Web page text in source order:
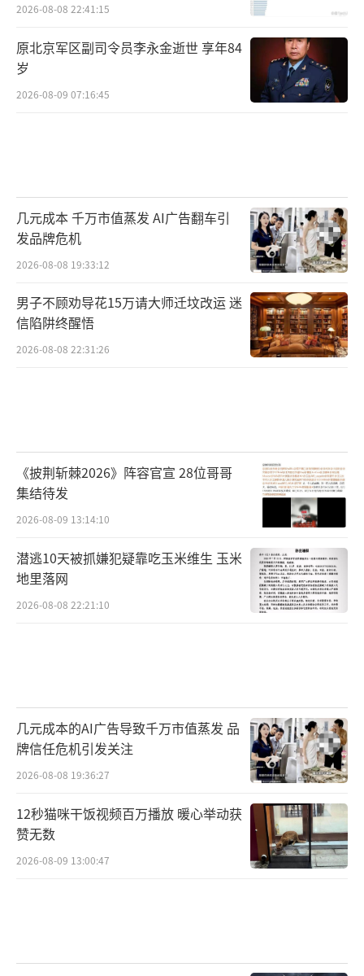
2026-08-08 22:41:15
原北京军区副司令员李永金逝世 享年84
岁
2026-08-09 07:16:45
几元成本 千万市值蒸发 AI广告翻车引
发品牌危机
2026-08-08 19:33:12
男子不顾劝导花15万请大师迁坟改运 迷
信陷阱终醒悟
2026-08-08 22:31:26
《披荆斩棘2026》阵容官宣 28位哥哥
集结待发
2026-08-09 13:14:10
潜逃10天被抓嫌犯疑靠吃玉米维生 玉米
地里落网
2026-08-08 22:21:10
几元成本的AI广告导致千万市值蒸发 品
牌信任危机引发关注
2026-08-08 19:36:27
12秒猫咪干饭视频百万播放 暖心举动获
赞无数
2026-08-09 13:00:47